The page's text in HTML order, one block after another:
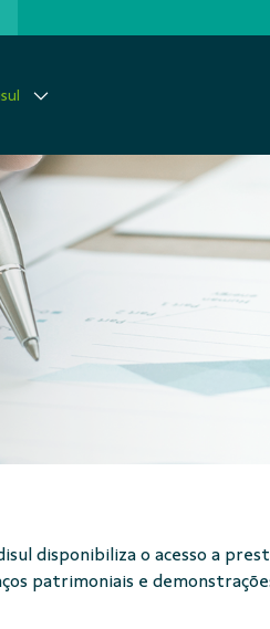
disponibiliza o acesso a
patrimoniais e